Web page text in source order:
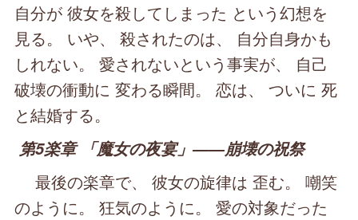
自分が 彼女を殺してしまった という幻想を
見る。 いや、 殺されたのは、 自分自身かも
しれない。 愛されないという事実が、 自己
破壊の衝動に 変わる瞬間。 恋は、 ついに 死
と結婚する。
第5楽章 「魔女の夜宴」――崩壊の祝祭
最後の楽章で、 彼女の旋律は 歪む。 嘲笑
のように。 狂気のように。 愛の対象だった